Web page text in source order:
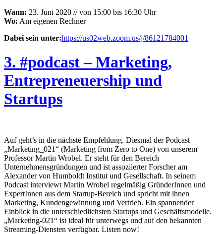
Wann: 23. Juni 2020 // von 15:00 bis 16:30 Uhr
Wo: Am eigenen Rechner
Dabei sein unter:https://us02web.zoom.us/j/86121784001
3. #podcast – Marketing,
Entrepreneuership und
Startups
Auf geht’s in die nächste Empfehlung. Diesmal der Podcast
„Marketing_021“ (Marketing from Zero to One) von unserem
Professor Martin Wrobel. Er steht für den Bereich
Unternehmensgründungen und ist assoziierter Forscher am
Alexander von Humboldt Institut und Gesellschaft. In seinem
Podcast interviewt Martin Wrobel regelmäßig GründerInnen und
ExpertInnen aus dem Startup-Bereich und spricht mit ihnen
Marketing, Kundengewinnung und Vertrieb. Ein spannender
Einblick in die unterschiedlichsten Startups und Geschäftsmodelle.
„Marketing-021“ ist ideal für unterwegs und auf den bekannten
Streaming-Diensten verfügbar. Listen now!